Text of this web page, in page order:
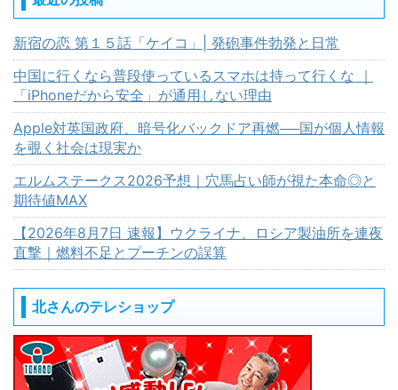
新宿の恋 第１５話「ケイコ」| 発砲事件勃発と日常
中国に行くなら普段使っているスマホは持って行くな ｜
「iPhoneだから安全」が通用しない理由
Apple対英国政府、暗号化バックドア再燃──国が個人情報
を覗く社会は現実か
エルムステークス2026予想｜穴馬占い師が視た本命◎と
期待値MAX
【2026年8月7日 速報】ウクライナ、ロシア製油所を連夜
直撃｜燃料不足とプーチンの誤算
北さんのテレショップ